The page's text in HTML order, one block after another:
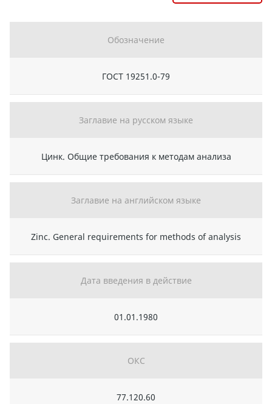
Обозначение
ГОСТ 19251.0-79
Заглавие на русском языке
Цинк. Общие требования к методам анализа
Заглавие на английском языке
Zinc. General requirements for methods of analysis
Дата введения в действие
01.01.1980
ОКС
77.120.60